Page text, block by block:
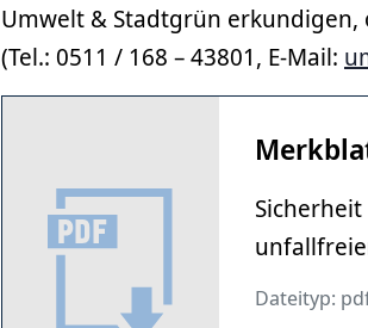
Umwelt & Stadtgrün erkundigen,
(Tel.: 0511 / 168 – 43801, E-Mail:
Dateityp: